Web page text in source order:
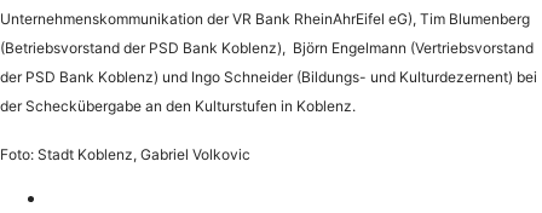
Unternehmenskommunikation der VR Bank RheinAhrEifel eG), Tim Blumenberg
(Betriebsvorstand der PSD Bank Koblenz), Björn Engelmann (Vertriebsvorstand
der PSD Bank Koblenz) und Ingo Schneider (Bildungs- und Kulturdezernent) bei
der Scheckübergabe an den Kulturstufen in Koblenz.
Foto: Stadt Koblenz, Gabriel Volkovic